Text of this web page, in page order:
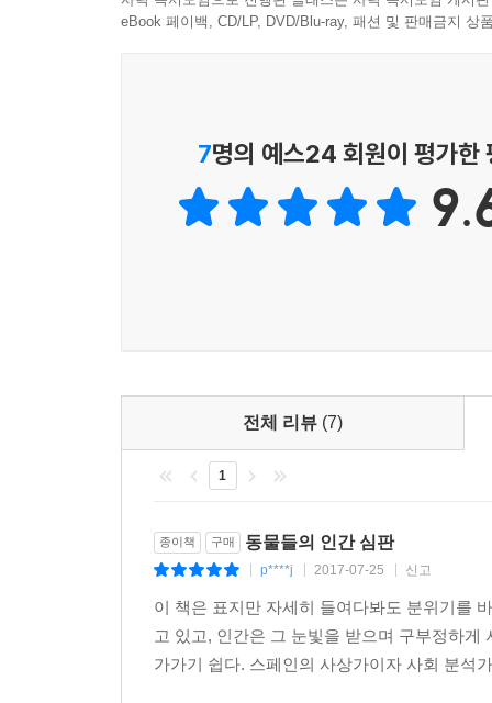
먹지 말라고 권했습니다.
인간들은 명예가 없고 그저 잔인하고 비겁합니
음을 맞습니다.
인간은 장미의 독특한 향기와 아름다움이 그들의
모르겠네요. 그 많은 꽃이 인간이 혐오하는 곤충
벌레는 놀랍고 생명력이 강한 존재인데 인간들은
다’고 말하기도 합니다.
인간들은 소행성일 뿐 아니라 공룡이기도 합니
소행성처럼 모든 생명의 그물망을 찢어놓고 수많
eBook 페이백, CD/LP, DVD/Blu-ray, 패션 및 판매금지 상
7명의 예스24 회원이 평가한
전체 리뷰 (7)
1
종이책 구매 동물들의 인간 심판
p****j 2017-07-25 신고
이 책은 표지만 자세히 들여다봐도 분위기를
고 있고, 인간은 그 눈빛을 받으며 구부정하
가가기 쉽다. 스페인의 사상가이자 사회 분석